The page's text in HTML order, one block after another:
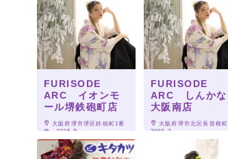
FURISODE
ARC イオンモ
ール堺鉄砲町店
大阪府堺市堺区鉄砲町1番
地　2235-B
FURISODE
ARC しんかな
大阪南店
大阪府堺市北区長曾根町
3069-7